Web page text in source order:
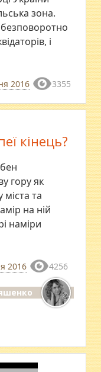
зона.
і
2016 3355
кінець?
гору як
міста та
на ній
наміри
2016 4256